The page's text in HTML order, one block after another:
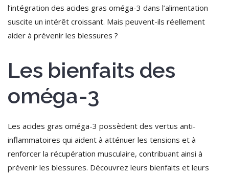
l’intégration des acides gras oméga-3 dans l’alimentation
suscite un intérêt croissant. Mais peuvent-ils réellement
aider à prévenir les blessures ?
Les bienfaits des
oméga-3
Les acides gras oméga-3 possèdent des vertus anti-
inflammatoires qui aident à atténuer les tensions et à
renforcer la récupération musculaire, contribuant ainsi à
prévenir les blessures. Découvrez leurs bienfaits et leurs